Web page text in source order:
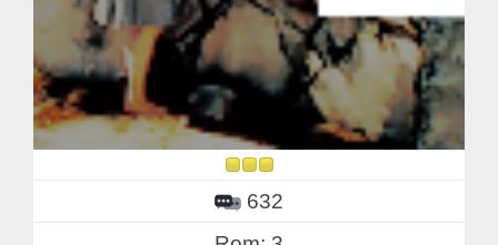
632